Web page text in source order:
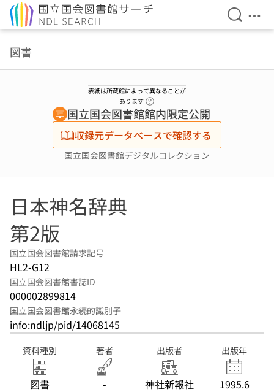
検索を
メ
図書
表紙は所蔵館によって異なることが
あります
国立国会図書館館内限定公開
収録元データベースで確認する
国立国会図書館デジタルコレクション
日本神名辞典
第2版
国立国会図書館請求記号
HL2-G12
国立国会図書館書誌ID
000002899814
国立国会図書館永続的識別子
info:ndljp/pid/14068145
資料種別
図書
著者
-
出版者
神社新報社
出版年
1995.6